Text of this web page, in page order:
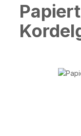
Bildergalerie